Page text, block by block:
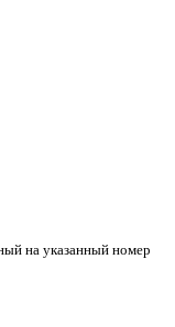
на указанный номер